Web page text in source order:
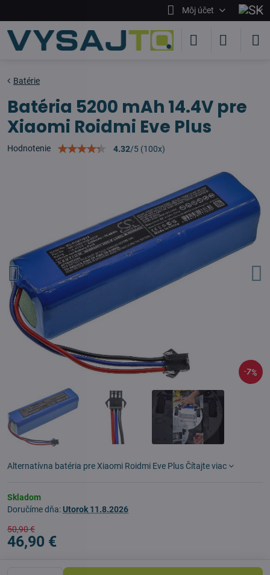
Môj účet
7%
Batérie
Batéria 5200 mAh 14.4V pre
Xiaomi Roidmi Eve Plus
Hodnotenie 4.32/5 (100x)
Alternatívna batéria pre Xiaomi Roidmi Eve Plus Čítajte viac
Skladom
Doručíme dňa:Utorok 11.8.2026
50,90 €
46,90 €